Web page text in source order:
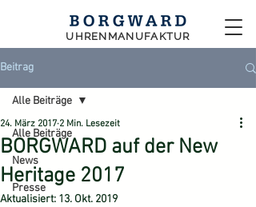
UHRENMANUFAKTUR
Beitrag
Alle Beiträge
News
Presse
Alle Beiträge
BORGWARD auf der New
Heritage 2017
24. März 2017 2 Min. Lesezeit
Aktualisiert: 13. Okt. 2019